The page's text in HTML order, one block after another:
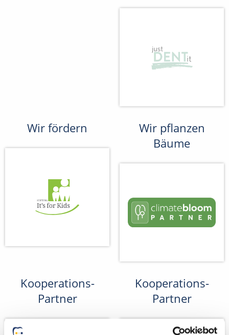
Wir fördern
Wir pflanzen
Bäume
Kooperations-
Partner
Kooperations-
Partner